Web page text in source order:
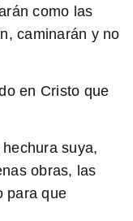
como las
caminarán y no
en Cristo que
suya,
obras, las
para que